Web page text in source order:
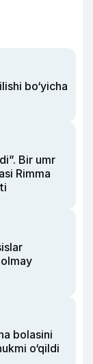
bo‘yicha
Bir umr
Rimma
bolasini
o‘qildi